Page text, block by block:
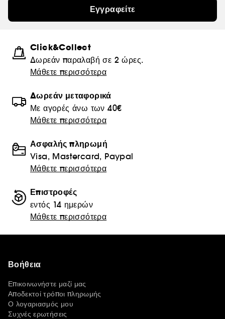
Εγγραφείτε
Click&Collect
Δωρεάν παραλαβή σε 2 ώρες.
Μάθετε περισσότερα
Δωρεάν μεταφορικά
Με αγορές άνω των 40€
Μάθετε περισσότερα
Ασφαλής πληρωμή
Visa, Mastercard, Paypal
Μάθετε περισσότερα
Επιστροφές
εντός 14 ημερών
Μάθετε περισσότερα
Βοήθεια
Επικοινωνήστε μαζί μας
Αποδεκτοί τρόποι πληρωμής
Ο λογαριασμός μου
Συχνές ερωτήσεις